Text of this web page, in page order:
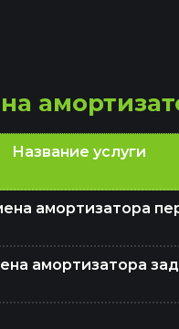
Название услуги
амортизатора
амортизатора